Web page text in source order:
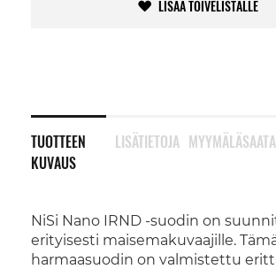
LISÄÄ TOIVELISTALLE
TUOTTEEN
KUVAUS
NiSi Nano IRND -suodin on
erityisesti maisemakuvaajille.
harmaasuodin on valmistettu
LISÄTIETOJA